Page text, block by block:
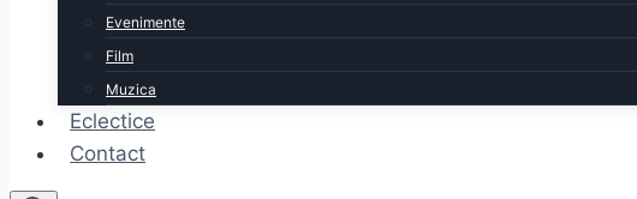
Evenimente
Film
Muzica
Eclectice
Contact